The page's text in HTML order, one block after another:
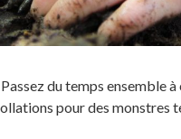
du temps ensemble
pour des monstres